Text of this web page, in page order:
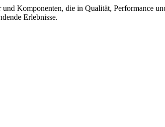
Komponenten, die in Qualität, Performance
Erlebnisse.